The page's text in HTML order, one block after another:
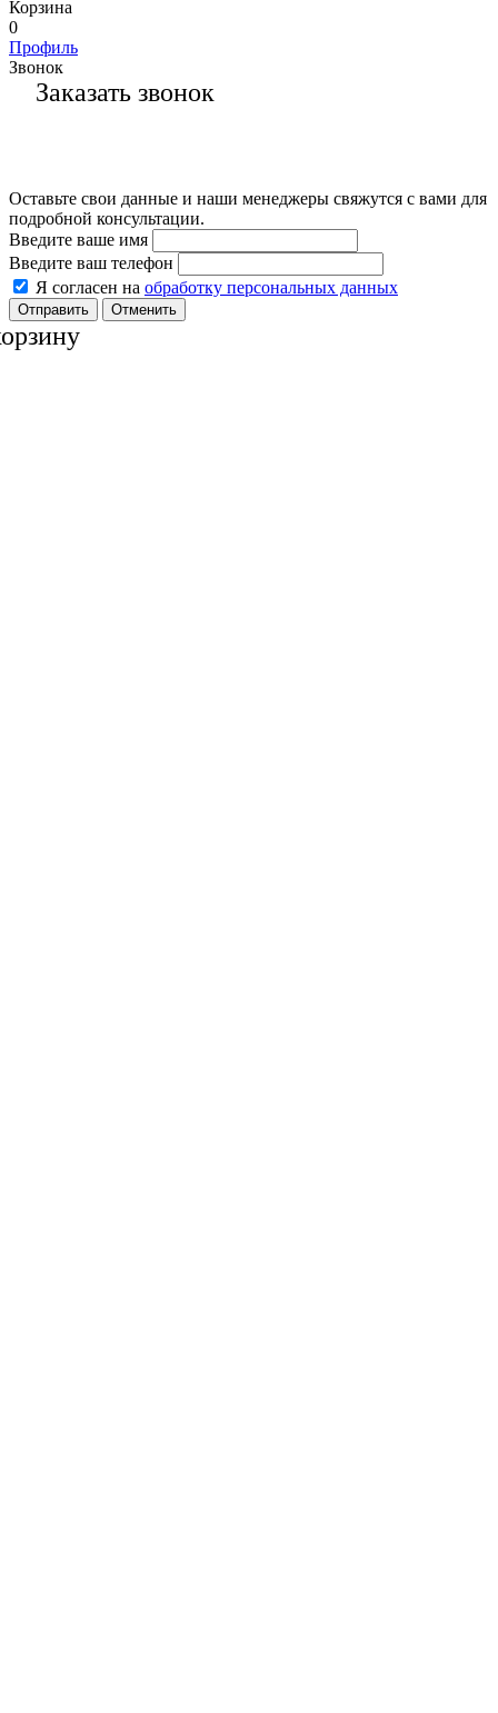
Корзина
0
Профиль
Звонок
Заказать звонок
Оставьте свои данные и наши менеджеры свяжутся с вами для
подробной консультации.
Введите ваше имя
Введите ваш телефон
Я согласен на обработку персональных данных
Отменить